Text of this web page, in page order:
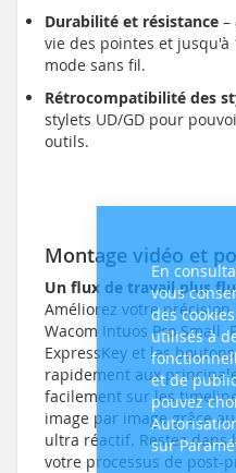
En
vous
des
utilisés à
et de
pouvez
sur
Durabilité et résistance –
vie des pointes et
mode sans fil.
Rétrocompatibilité des
stylets UD/GD pour
outils.
Montage vidéo et
Un flux de travail plus
Améliorez votre
Wacom Intuos Pro Small.
ExpressKey et les
rapidement aux
facilement sur les
image par image grâce
ultra réactif. Restez dans
votre processus de post-